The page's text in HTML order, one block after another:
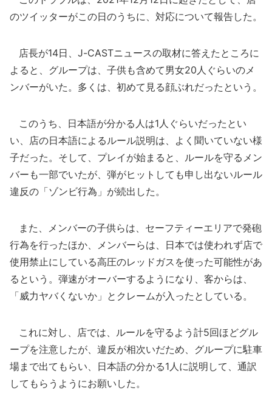
のツイッターがこの日のうちに、対応について報告した。
店長が14日、J-CASTニュースの取材に答えたところに
よると、グループは、子供も含めて男女20人ぐらいのメ
ンバーがいた。多くは、初めて見る顔ぶれだったという。
このうち、日本語が分かる人は1人ぐらいだったとい
い、店の日本語によるルール説明は、よく聞いていない様
子だった。そして、プレイが始まると、ルールを守るメン
バーも一部でいたが、弾がヒットしても申し出ないルール
違反の「ゾンビ行為」が続出した。
また、メンバーの子供らは、セーフティーエリアで発砲
行為を行ったほか、メンバーらは、日本では使われず店で
使用禁止にしている高圧のレッドガスを使った可能性があ
るという。弾速がオーバーするようになり、客からは、
「威力ヤバくないか」とクレームが入ったとしている。
これに対し、店では、ルールを守るよう計5回ほどグル
ープを注意したが、違反が相次いだため、グループに駐車
場まで出てもらい、日本語の分かる1人に説明して、通訳
してもらうようにお願いした。